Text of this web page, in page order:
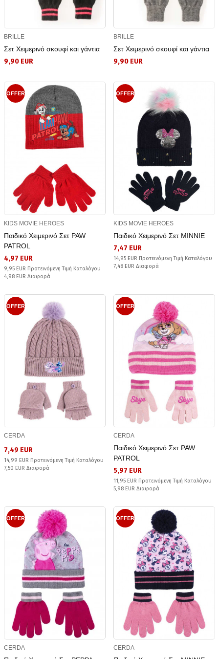
BRILLE
Σετ Χειμερινό σκουφί και γάντια
9,90 EUR
BRILLE
Σετ Χειμερινό σκουφί και γάντια
9,90 EUR
OFFER
KIDS MOVIE HEROES
Παιδικό Χειμερινό Σετ PAW
PATROL
4,97 EUR
9,95 EUR Προτεινόμενη Τιμή Καταλόγου
4,98 EUR Διαφορά
OFFER
KIDS MOVIE HEROES
Παιδικό Χειμερινό Σετ MINNIE
7,47 EUR
14,95 EUR Προτεινόμενη Τιμή Καταλόγου
7,48 EUR Διαφορά
OFFER
CERDA
7,49 EUR
14,99 EUR Προτεινόμενη Τιμή Καταλόγου
7,50 EUR Διαφορά
OFFER
CERDA
Παιδικό Χειμερινό Σετ PAW
PATROL
5,97 EUR
11,95 EUR Προτεινόμενη Τιμή Καταλόγου
5,98 EUR Διαφορά
OFFER
CERDA
OFFER
CERDA